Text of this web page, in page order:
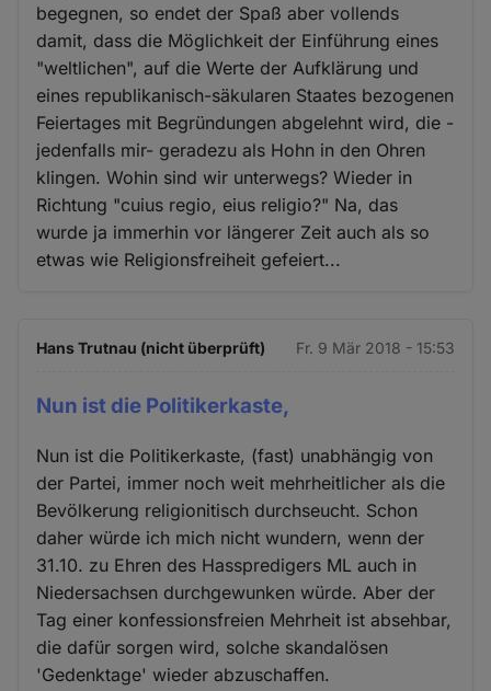
begegnen, so endet der Spaß aber vollends
damit, dass die Möglichkeit der Einführung eines
"weltlichen", auf die Werte der Aufklärung und
eines republikanisch-säkularen Staates bezogenen
Feiertages mit Begründungen abgelehnt wird, die -
jedenfalls mir- geradezu als Hohn in den Ohren
klingen. Wohin sind wir unterwegs? Wieder in
Richtung "cuius regio, eius religio?" Na, das
wurde ja immerhin vor längerer Zeit auch als so
etwas wie Religionsfreiheit gefeiert...
Hans Trutnau (nicht überprüft) Fr. 9 Mär 2018 - 15:53
Nun ist die Politikerkaste,
Nun ist die Politikerkaste, (fast) unabhängig von
der Partei, immer noch weit mehrheitlicher als die
Bevölkerung religionitisch durchseucht. Schon
daher würde ich mich nicht wundern, wenn der
31.10. zu Ehren des Hasspredigers ML auch in
Niedersachsen durchgewunken würde. Aber der
Tag einer konfessionsfreien Mehrheit ist absehbar,
die dafür sorgen wird, solche skandalösen
'Gedenktage' wieder abzuschaffen.